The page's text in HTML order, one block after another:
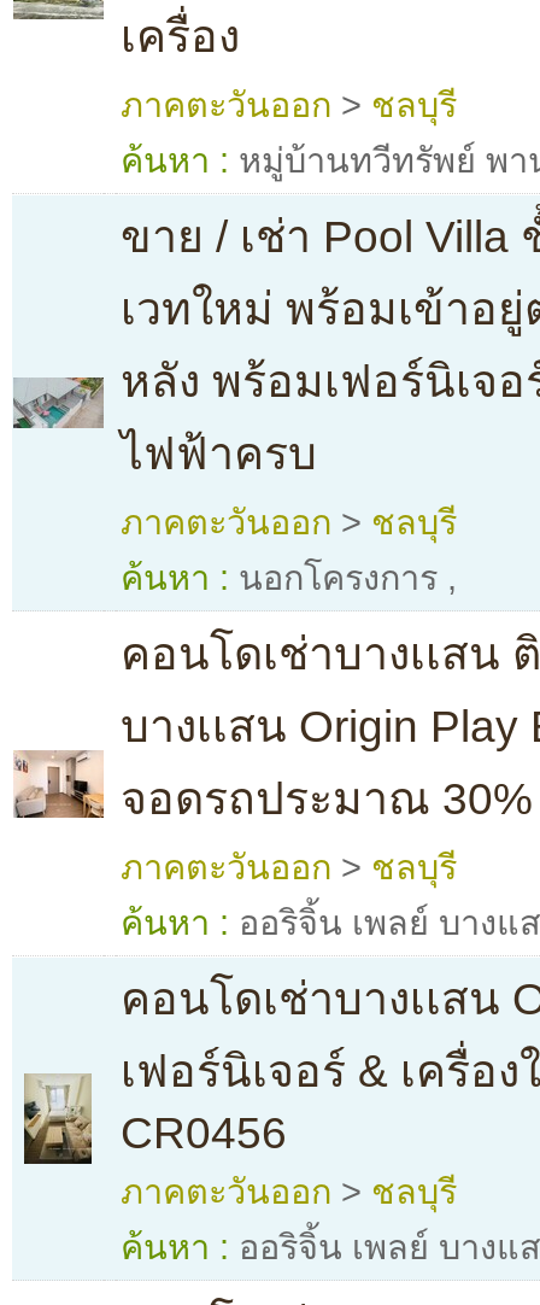
เครื่อง
ภาคตะวันออก > ชลบุรี
ค้นหา : หมู่บ้านทวีทรัพย์ พา
ขาย / เช่า Pool Villa
เวทใหม่ พร้อมเข้าอ
หลัง พร้อมเฟอร์นิเจอ
ไฟฟ้าครบ
ภาคตะวันออก > ชลบุรี
ค้นหา : นอกโครงการ ,
คอนโดเช่าบางเเสน
บางเเสน Origin
จอดรถประมาณ 30%
ภาคตะวันออก > ชลบุรี
ค้นหา : ออริจิ้น เพลย์ บางแ
คอนโดเช่าบางเเสน
เฟอร์นิเจอร์ & เครื่อ
CR0456
ภาคตะวันออก > ชลบุรี
ค้นหา : ออริจิ้น เพลย์ บางแ